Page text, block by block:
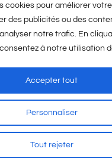
cookies pour améliorer
des publicités ou des
notre trafic. En
à notre utilisation
Personnaliser
Tout rejeter
Accepter tout
-CGV-A propos© Copyright
de communication Auxerre